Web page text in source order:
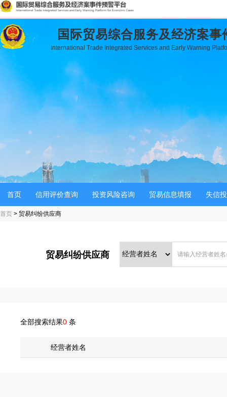
国际贸易综合服务及经济案事
International Trade Integrated Services and Early Warning
首页 信用评价查询 投资风险咨询 贸易信息填报 失信
首页 > 贸易纠纷供应商
贸易纠纷供应商
全部搜索结果0 条
经营者姓名